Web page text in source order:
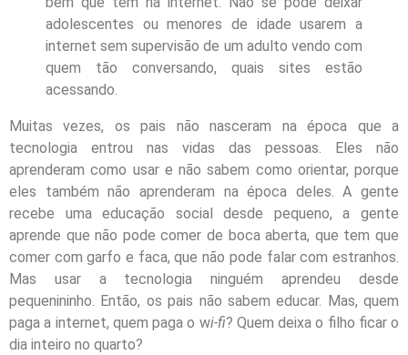
adolescentes ou menores de idade usarem a
internet sem supervisão de um adulto vendo com
quem tão conversando, quais sites estão
acessando.
Muitas vezes, os pais não nasceram na época que a
tecnologia entrou nas vidas das pessoas. Eles não
aprenderam como usar e não sabem como orientar, porque
eles também não aprenderam na época deles. A gente
recebe uma educação social desde pequeno, a gente
aprende que não pode comer de boca aberta, que tem que
comer com garfo e faca, que não pode falar com estranhos.
Mas usar a tecnologia ninguém aprendeu desde
pequenininho. Então, os pais não sabem educar. Mas, quem
paga a internet, quem paga o wi-fi? Quem deixa o filho ficar o
dia inteiro no quarto?